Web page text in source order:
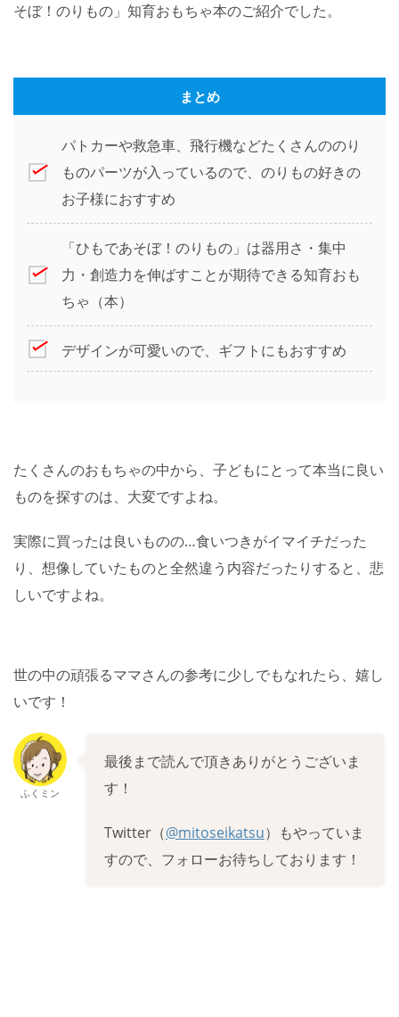
そぼ！のりもの」知育おもちゃ本のご紹介でした。
まとめ
パトカーや救急車、飛行機などたくさんののり
ものパーツが入っているので、のりもの好きの
お子様におすすめ
「ひもであそぼ！のりもの」は器用さ・集中
力・創造力を伸ばすことが期待できる知育おも
ちゃ（本）
デザインが可愛いので、ギフトにもおすすめ
たくさんのおもちゃの中から、子どもにとって本当に良い
ものを探すのは、大変ですよね。
実際に買ったは良いものの…食いつきがイマイチだった
り、想像していたものと全然違う内容だったりすると、悲
しいですよね。
世の中の頑張るママさんの参考に少しでもなれたら、嬉し
いです！
ふくミン
最後まで読んで頂きありがとうございま
す！
Twitter（@mitoseikatsu）もやっていま
すので、フォローお待ちしております！